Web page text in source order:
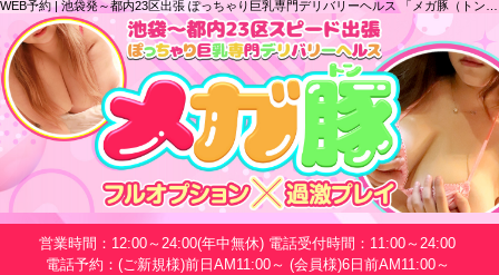
営業時間：12:00～24:00(年中無休) 電話受付時間：11:00～24:00
電話予約：(ご新規様)前日AM11:00～ (会員様)6日前AM11:00～